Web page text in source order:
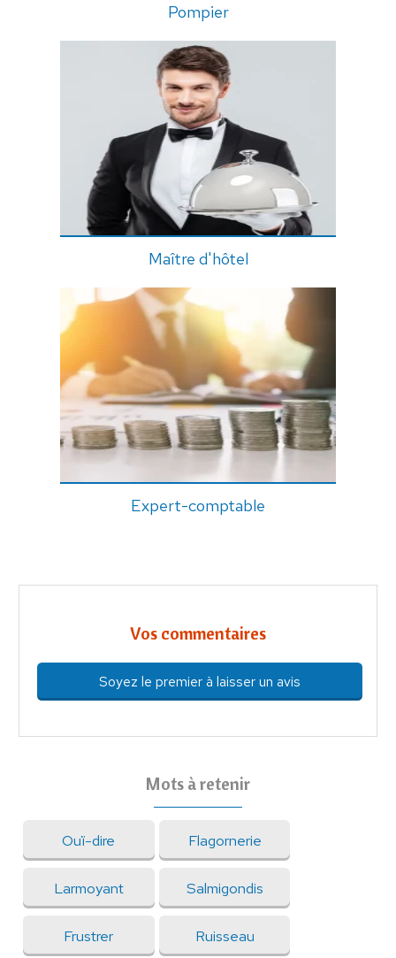
Pompier
Maître d'hôtel
Expert-comptable
Vos commentaires
Soyez le premier à laisser un avis
Mots à retenir
Ouï-dire Flagornerie
Larmoyant Salmigondis
Frustrer Ruisseau